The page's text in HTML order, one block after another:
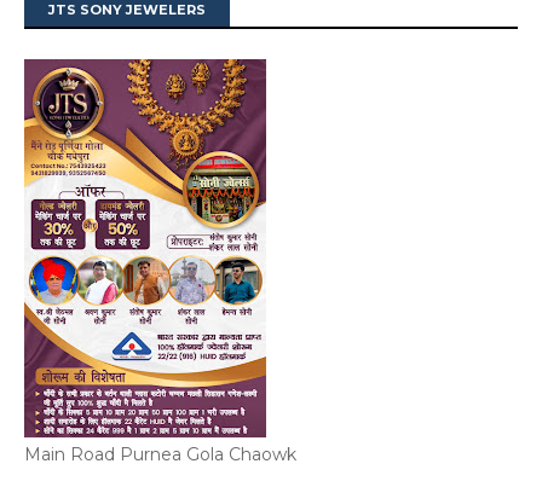
JTS SONY JEWELERS
Main Road Purnea Gola Chaowk